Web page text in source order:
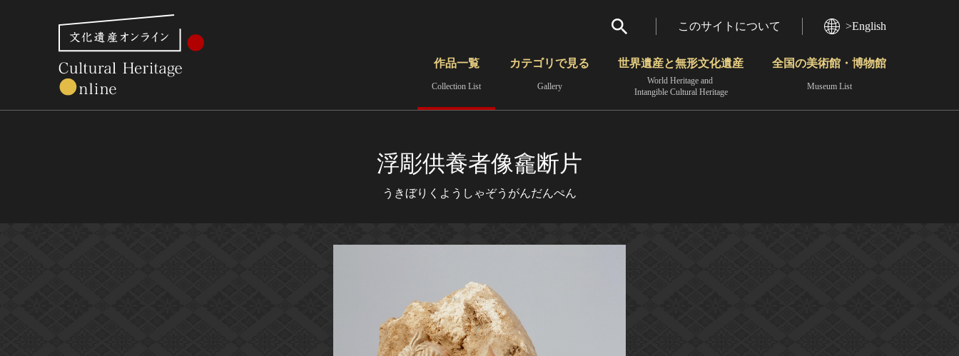
さらに詳細検索
このサイトについて >English
作品一覧
Collection List
カテゴリで見る
Gallery
世界遺産と無形文化遺産
World Heritage and
Intangible Cultural Heritage
全国の美術館・博物館
Museum List
浮彫供養者像龕断片
うきぼりくようしゃぞうがんだんぺん